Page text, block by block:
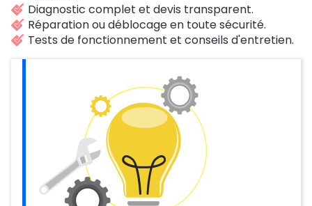
Diagnostic complet et devis transparent.
Réparation ou déblocage en toute sécurité.
Tests de fonctionnement et conseils d'entretien.